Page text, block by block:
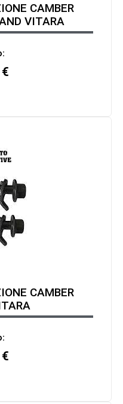
CAMBER
VITARA
€
CAMBER
€